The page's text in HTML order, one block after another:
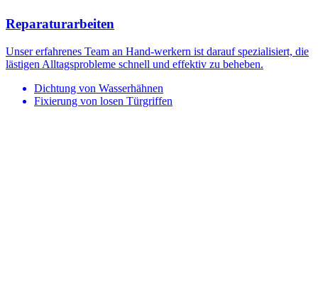
Reparaturarbeiten
Unser erfahrenes Team an Hand-werkern ist darauf spezialisiert, die
lästigen Alltagsprobleme schnell und effektiv zu beheben.
Dichtung von Wasserhähnen
Fixierung von losen Türgriffen